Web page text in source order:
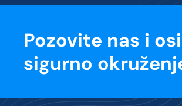
Pozovite nas i
sigurno